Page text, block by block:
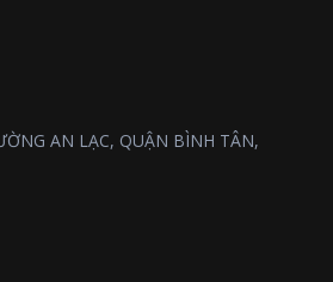
AN LẠC, QUẬN BÌNH TÂN,